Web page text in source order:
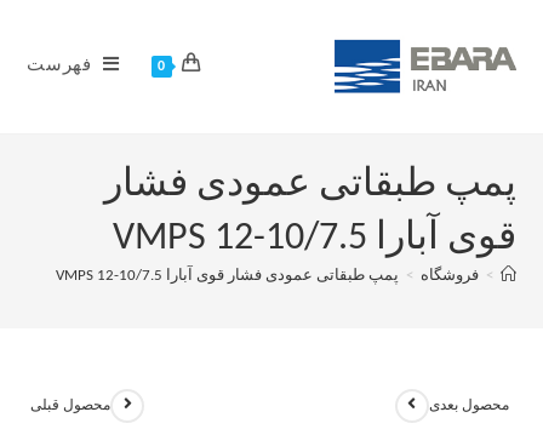
0 فهرست
پمپ طبقاتی عمودی فشار
قوی آبارا VMPS 12-10/7.5
> فروشگاه > پمپ طبقاتی عمودی فشار قوی آبارا VMPS 12-10/7.5
محصول قبلی محصول بعدی